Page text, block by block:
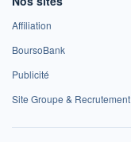
Affiliation
BoursoBank
Publicité
Site Groupe & Recrutement